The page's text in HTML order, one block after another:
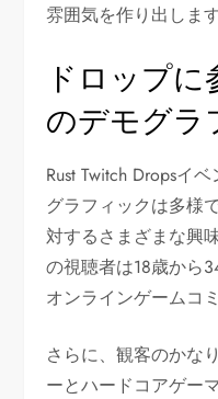
雰囲気を作り出します
ドロップ
のデモグラ
Rust Twitch Dropsイ
グラフィックは多様
対するさまざまな興
の視聴者は18歳から
オンラインゲームコ
さらに、観客のかな
ーとハードコアゲー